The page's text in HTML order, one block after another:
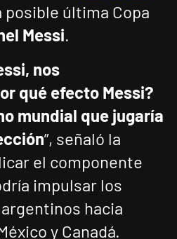
última Copa
Messi.
nos
qué efecto Messi?
mundial que jugaría
”, señaló la
el componente
impulsar los
hacia
y Canadá.